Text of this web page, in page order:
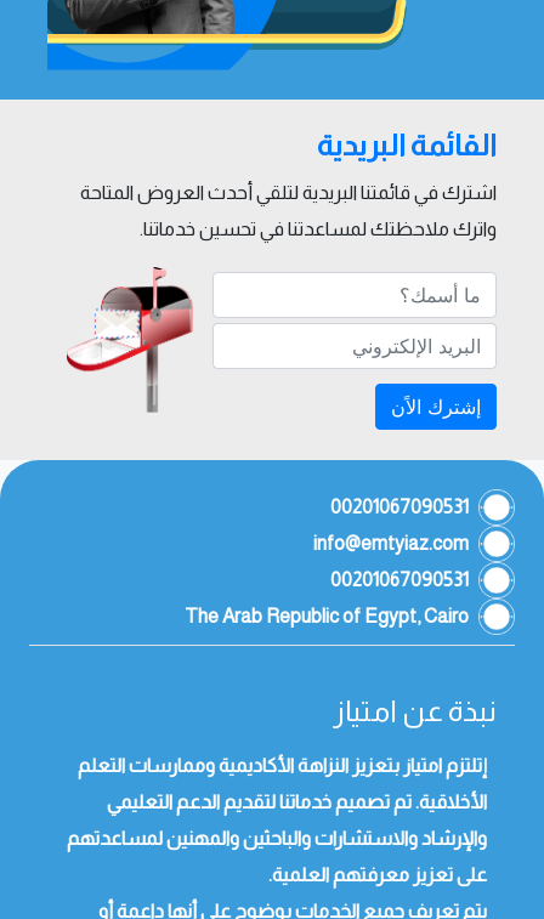
القائمة البريدية
اشترك في قائمتنا البريدية لتلقي أحدث العروض المتاحة
واترك ملاحظتك لمساعدتنا في تحسين خدماتنا.
إشترك الاًن
00201067090531
info@emtyiaz.com
00201067090531
The Arab Republic of Egypt, Cairo
نبذة عن امتياز
إتلتزم امتياز بتعزيز النزاهة الأكاديمية وممارسات التعلم
الأخلاقية. تم تصميم خدماتنا لتقديم الدعم التعليمي
والإرشاد والاستشارات والباحثين والمهنين لمساعدتهم
على تعزيز معرفتهم العلمية.
يتم تعريف جميع الخدمات بوضوح على أنها داعمة أو